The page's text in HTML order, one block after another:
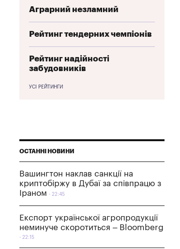
Аграрний незламний
Рейтинг тендерних чемпіонів
Рейтинг надійності
забудовників
УСІ РЕЙТИНГИ
ОСТАННІ НОВИНИ
Вашингтон наклав санкції на
криптобіржу в Дубаї за співпрацю з
Іраном
22:45
Експорт української агропродукції
неминуче скоротиться – Bloomberg
22:15